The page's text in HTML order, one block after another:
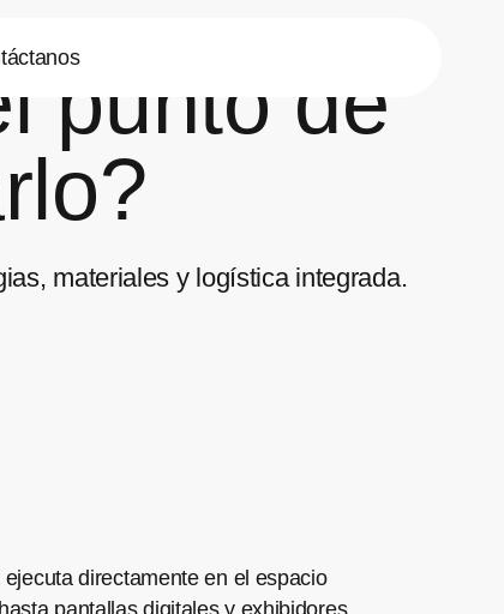
punto de
materiales y logística integrada.
directamente en el espacio
pantallas digitales y exhibidores